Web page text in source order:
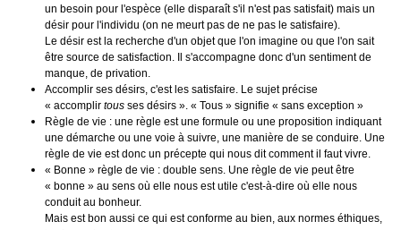
un besoin pour l'espèce (elle disparaît s'il n'est pas satisfait) mais un
désir pour l'individu (on ne meurt pas de ne pas le satisfaire).
Le désir est la recherche d'un objet que l'on imagine ou que l'on sait
être source de satisfaction. Il s'accompagne donc d'un sentiment de
manque, de privation.
Accomplir ses désirs, c'est les satisfaire. Le sujet précise
« accomplir tous ses désirs ». « Tous » signifie « sans exception »
Règle de vie : une règle est une formule ou une proposition indiquant
une démarche ou une voie à suivre, une manière de se conduire. Une
règle de vie est donc un précepte qui nous dit comment il faut vivre.
« Bonne » règle de vie : double sens. Une règle de vie peut être
« bonne » au sens où elle nous est utile c'est-à-dire où elle nous
conduit au bonheur.
Mais est bon aussi ce qui est conforme au bien, aux normes éthiques,